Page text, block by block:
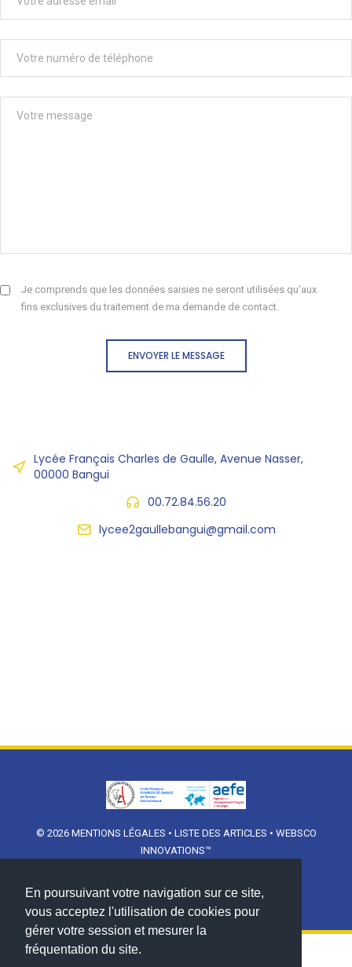
En poursuivant votre navigation sur ce site,
vous acceptez l'utilisation de cookies pour
gérer votre session et mesurer la
fréquentation du site.
Je comprends que les données saisies ne seront utilisées qu'aux
fins exclusives du traitement de ma demande de contact.
ENVOYER LE MESSAGE
Lycée Français Charles de Gaulle, Avenue Nasser,
00000 Bangui
00.72.84.56.20
lycee2gaullebangui@gmail.com
© 2026 MENTIONS LÉGALES • LISTE DES ARTICLES • WEBSCO
INNOVATIONS™